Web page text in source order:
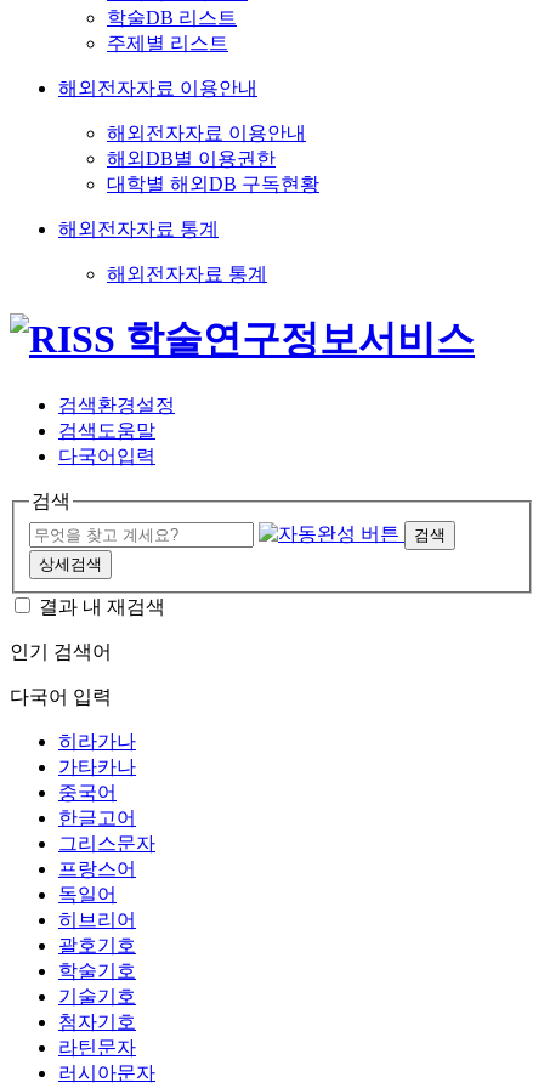
학술DB 리스트
주제별 리스트
해외전자자료 이용안내
해외전자자료 이용안내
해외DB별 이용권한
대학별 해외DB 구독현황
해외전자자료 통계
해외전자자료 통계
검색환경설정
검색도움말
다국어입력
검색
검색
상세검색
결과 내 재검색
인기 검색어
다국어 입력
히라가나
가타카나
중국어
한글고어
그리스문자
프랑스어
독일어
히브리어
괄호기호
학술기호
기술기호
첨자기호
라틴문자
러시아문자